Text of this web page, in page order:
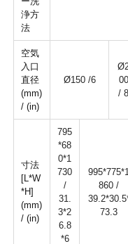
浄方
法
空気
入口
直径
(mm)
/ (in)
Ø150 /6
00
/ 8
寸法
[L*W
*H]
(mm)
/ (in)
795
*68
0*1
730
/
31.
3*2
6.8
*6
995*775*1
860 /
73.3